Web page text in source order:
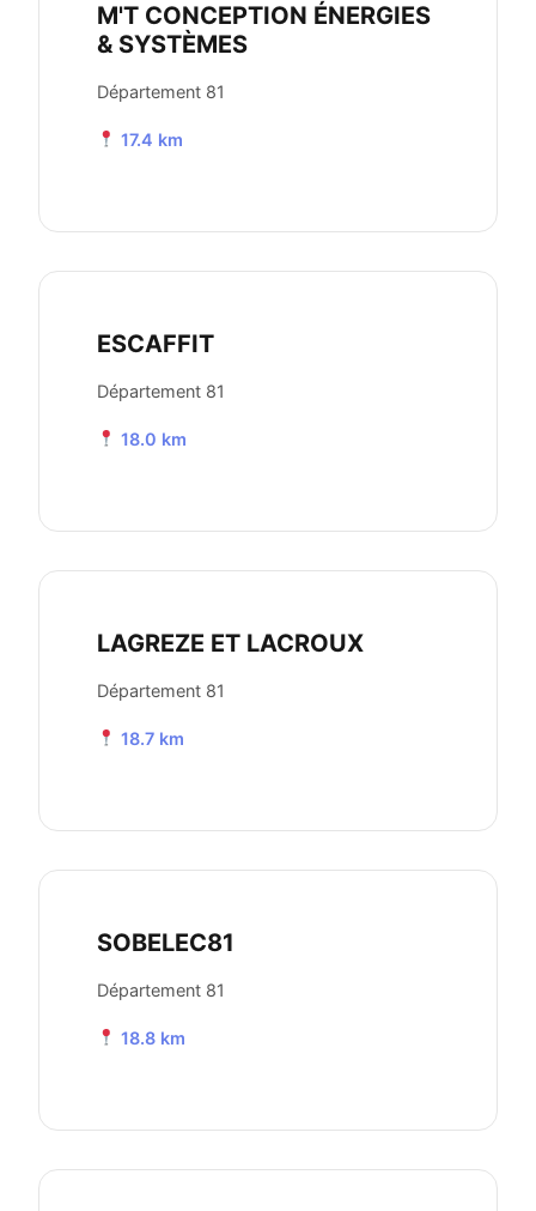
M'T CONCEPTION ÉNERGIES
& SYSTÈMES
Département 81
17.4 km
ESCAFFIT
Département 81
18.0 km
LAGREZE ET LACROUX
Département 81
18.7 km
SOBELEC81
Département 81
18.8 km